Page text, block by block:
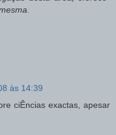
às 14:39
ciÊncias exactas, apesar